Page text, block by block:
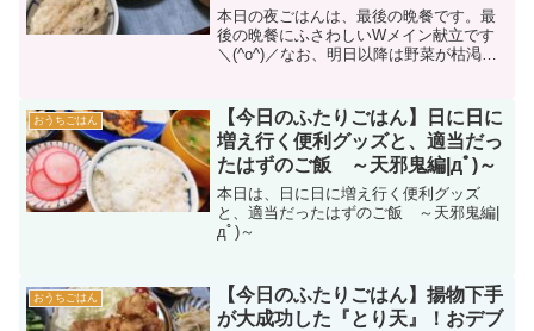
本日の夜ごはんは、最後の晩餐です。最
後の晩餐にふさわしいWメイン献立です
＼(^o^)／なお、明日以降は野菜が枯渇す
おうちごはん
【今日のふたりごはん】日に日に
増え行く便利グッズと、適当だっ
たはずのご飯 ～天邪鬼編|дﾟ)～
本日は、日に日に増え行く便利グッズ
と、適当だったはずのご飯 ～天邪鬼編|
дﾟ)～
おうちごはん
【今日のふたりごはん】揚物下手
が大成功した『とり天』！おデブ